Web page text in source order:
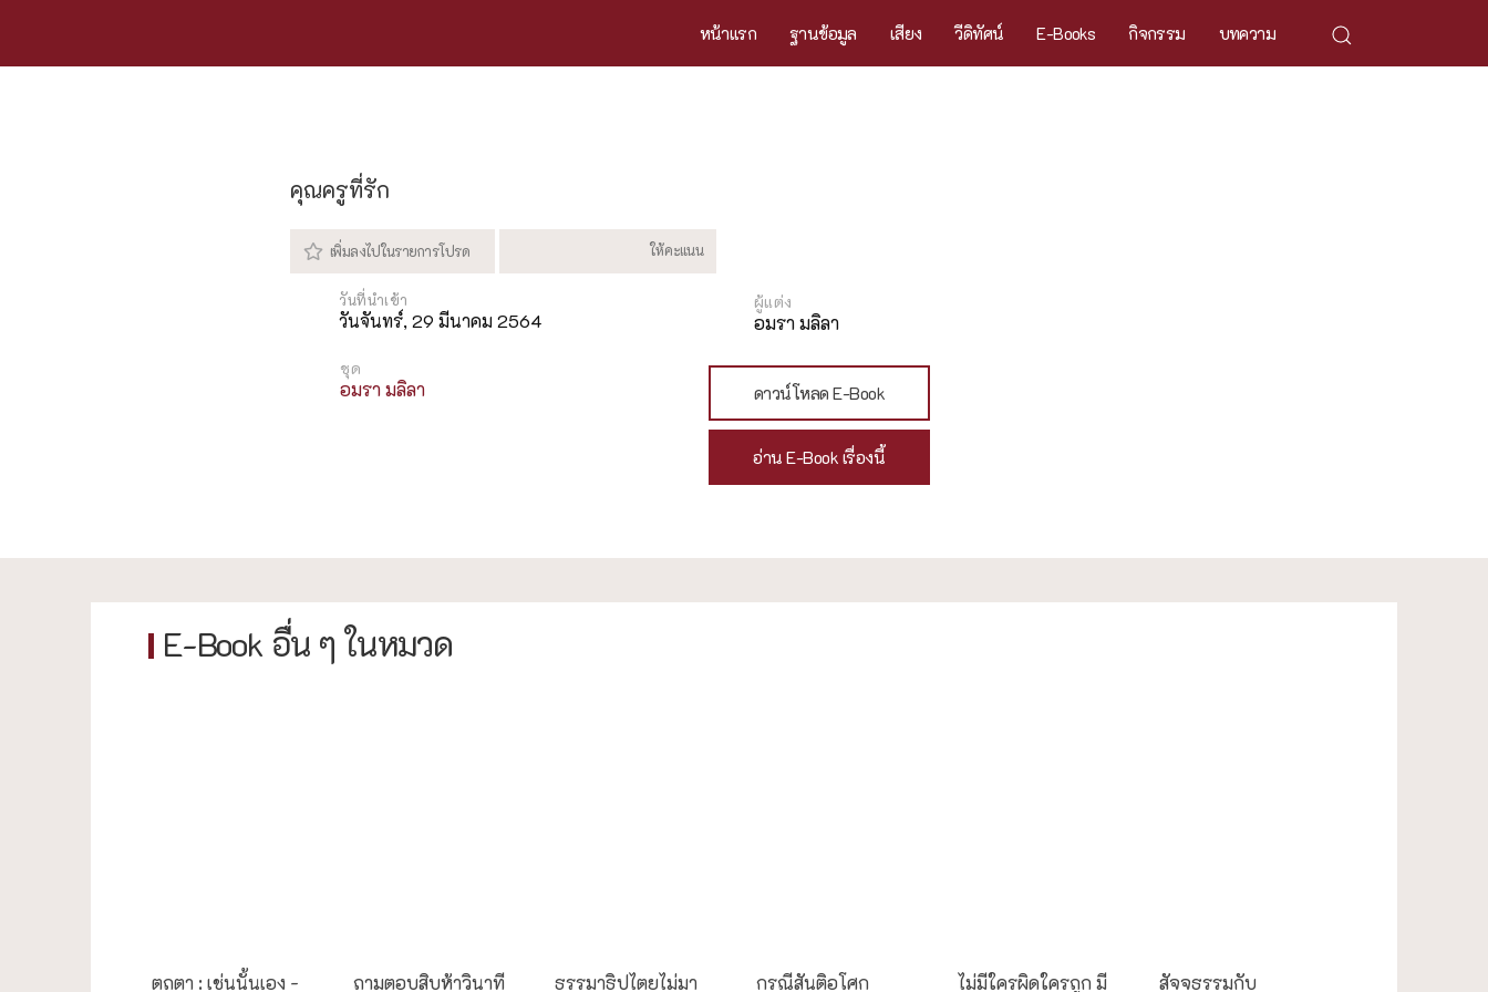
หน้าแรก ฐานข้อมูล เสียง วีดิทัศน์ E-Books กิจกรรม บทความ
คุณครูที่รัก
วันจันทร์, 29 มีนาคม 2564
ผู้แต่ง
อมรา มลิลา
ชุด
อมรา มลิลา ดาวน์โหลด E-Book
อ่าน E-Book เรื่องนี้
E-Book อื่น ๆ ในหมวด
ตถตา : เช่นนั้นเอง -
ถามตอบสิบห้าวินาที
ธรรมาธิปไตยไม่มา
กรณีสันติอโศก
ไม่มีใครผิดใครถูก มี
สัจจธรรมกับ